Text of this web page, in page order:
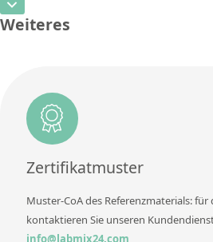
Methode
Einheit
CAS-Nummer
Zusätzliche Informationen
Methode
Weiteres
Zertifikatmuster
Muster-CoA des Referenzmaterials: für
kontaktieren Sie unseren
info@labmix24.com